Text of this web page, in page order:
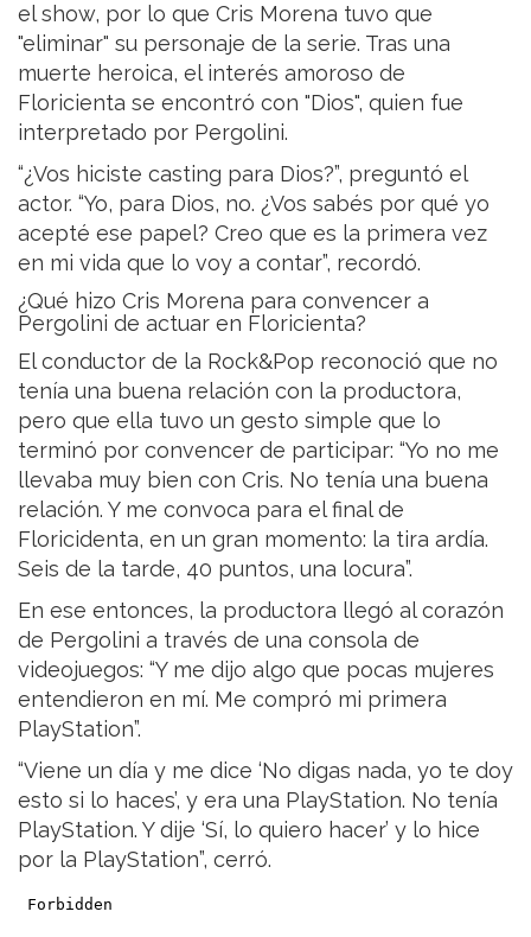
el show, por lo que Cris Morena tuvo que
"eliminar" su personaje de la serie. Tras una
muerte heroica, el interés amoroso de
Floricienta se encontró con "Dios", quien fue
interpretado por Pergolini.
“¿Vos hiciste casting para Dios?”, preguntó el
actor. “Yo, para Dios, no. ¿Vos sabés por qué yo
acepté ese papel? Creo que es la primera vez
en mi vida que lo voy a contar”, recordó.
¿Qué hizo Cris Morena para convencer a
Pergolini de actuar en Floricienta?
El conductor de la Rock&Pop reconoció que no
tenía una buena relación con la productora,
pero que ella tuvo un gesto simple que lo
terminó por convencer de participar: “Yo no me
llevaba muy bien con Cris. No tenía una buena
relación. Y me convoca para el final de
Floricidenta, en un gran momento: la tira ardía.
Seis de la tarde, 40 puntos, una locura”.
En ese entonces, la productora llegó al corazón
de Pergolini a través de una consola de
videojuegos: “Y me dijo algo que pocas mujeres
entendieron en mí. Me compró mi primera
PlayStation”.
“Viene un día y me dice ‘No digas nada, yo te doy
esto si lo haces’, y era una PlayStation. No tenía
PlayStation. Y dije ‘Sí, lo quiero hacer’ y lo hice
por la PlayStation”, cerró.